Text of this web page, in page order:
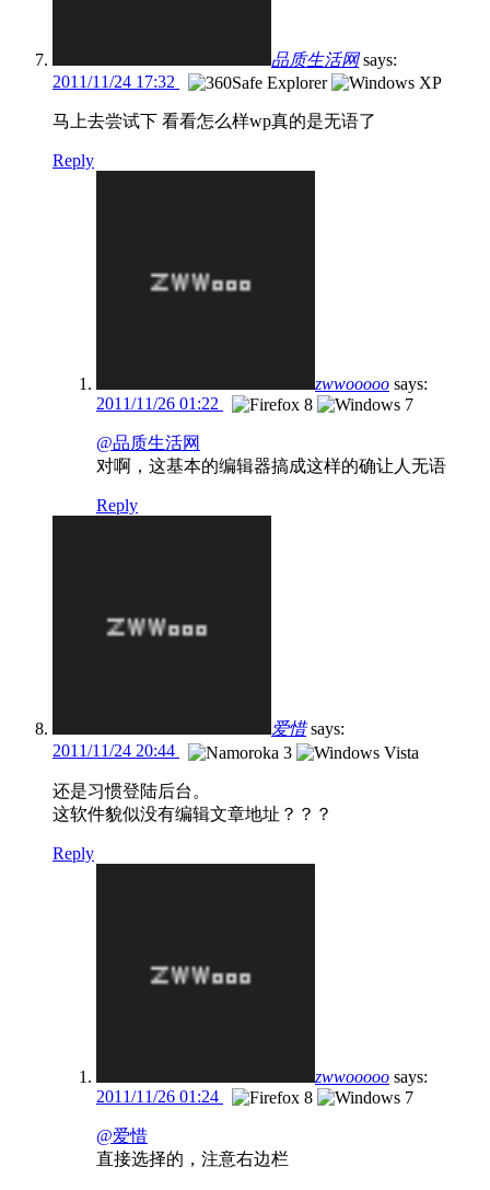
品质生活网 says:
2011/11/24 17:32
马上去尝试下 看看怎么样wp真的是无语了
Reply
zwwooooo says:
2011/11/26 01:22
@品质生活网
对啊，这基本的编辑器搞成这样的确让人无语
Reply
爱惜 says:
2011/11/24 20:44
还是习惯登陆后台。
这软件貌似没有编辑文章地址？？？
Reply
zwwooooo says:
2011/11/26 01:24
@爱惜
直接选择的，注意右边栏